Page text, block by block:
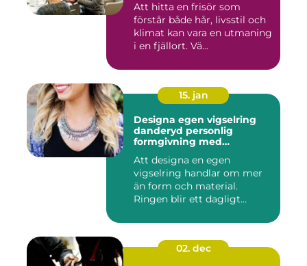
Att hitta en frisör som
förstår både hår, livsstil och
klimat kan vara en utmaning
i en fjällort. Vä...
15. jan
Designa egen vigselring
danderyd personlig
formgivning med
Att designa en egen
vigselring handlar om mer
än form och material.
Ringen blir ett dagligt
02. dec